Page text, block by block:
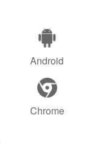
Android
Chrome